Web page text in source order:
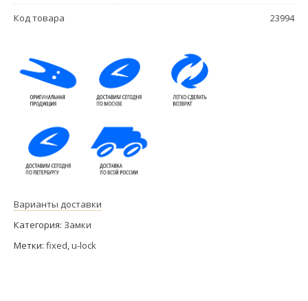
Код товара 23994
Варианты доставки
Категория: Замки
Метки: fixed,u-lock